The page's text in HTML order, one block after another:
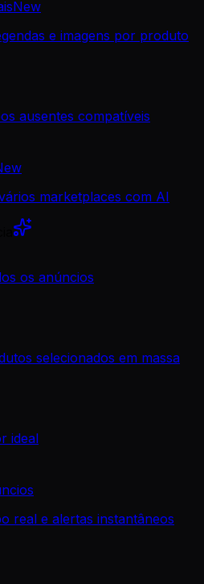
New
e imagens por produto
ausentes compatíveis
marketplaces com AI
os anúncios
selecionados em massa
ideal
real e alertas instantâneos